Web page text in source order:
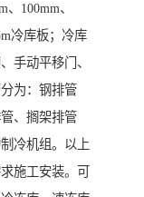
100mm、
冷库板；冷库
手动平移门、
为：钢排管
、搁架排管
冷机组。以上
施工安装。可